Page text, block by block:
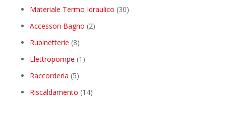
products
Materiale Termo Idraulico 3030
Accessori Bagno 22
Rubinetterie 88
products
Elettropompe 1 1
Raccorderia 55
products
Riscaldamento 1414